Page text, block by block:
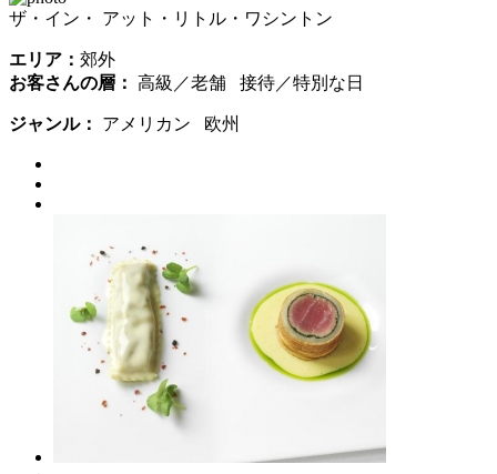
ザ・イン・ アット・リトル・ワシントン
エリア： 郊外
お客さんの層： 高級／老舗 接待／特別な日
ジャンル： アメリカン 欧州